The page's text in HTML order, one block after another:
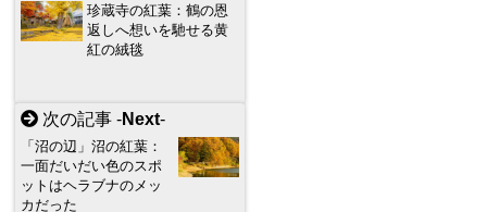
珍蔵寺の紅葉：鶴の恩
返しへ想いを馳せる黄
紅の絨毯
次の記事 -Next-
「沼の辺」沼の紅葉：
一面だいだい色のスポ
ットはヘラブナのメッ
カだった